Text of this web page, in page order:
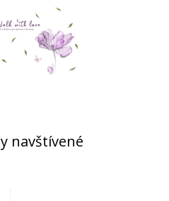
navštívené